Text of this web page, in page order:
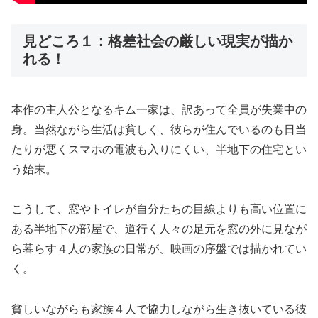
見どころ１：格差社会の厳しい現実が描か
れる！
本作の主人公となるキム一家は、訳あって全員が失業中の
身。当然ながら生活は貧しく、彼らが住んでいるのも日当
たりが悪くスマホの電波も入りにくい、半地下の住宅とい
う始末。
こうして、窓やトイレが自分たちの目線よりも高い位置に
ある半地下の部屋で、道行く人々の足元を窓の外に見なが
ら暮らす４人の家族の日常が、映画の序盤では描かれてい
く。
貧しいながらも家族４人で協力しながら生き抜いている彼